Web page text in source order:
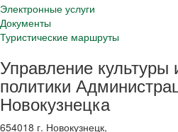
Электронные услуги
Документы
Туристические маршруты
Управление
политики
Новокузнецка
654018 г. Новокузнецк,